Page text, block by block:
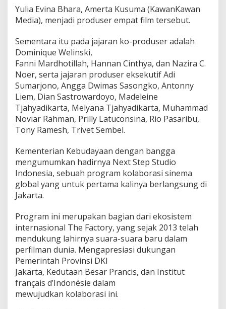
t
i
q
e
C
a
n
n
e
s
F
l
m
e
s
i
v
2
0
2
6
Yulia Evina Bhara, Amerta Kusuma (KawanKawan
Media), menjadi produser empat film tersebut.
Sementara itu pada jajaran ko-produser adalah
Dominique Welinski,
Fanni Mardhotillah, Hannan Cinthya, dan Nazira C.
Noer, serta jajaran produser eksekutif Adi
Sumarjono, Angga Dwimas Sasongko, Antonny
Liem, Dian Sastrowardoyo, Madeleine
Tjahyadikarta, Melyana Tjahyadikarta, Muhammad
Noviar Rahman, Prilly Latuconsina, Rio Pasaribu,
Tony Ramesh, Trivet Sembel.
Kementerian Kebudayaan dengan bangga
mengumumkan hadirnya Next Step Studio
Indonesia, sebuah program kolaborasi sinema
global yang untuk pertama kalinya berlangsung di
Jakarta.
Program ini merupakan bagian dari ekosistem
internasional The Factory, yang sejak 2013 telah
mendukung lahirnya suara-suara baru dalam
perfilman dunia. Mengapresiasi dukungan
Pemerintah Provinsi DKI
Jakarta, Kedutaan Besar Prancis, dan Institut
français d’Indonésie dalam
mewujudkan kolaborasi ini.